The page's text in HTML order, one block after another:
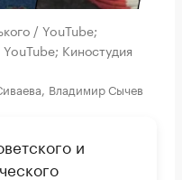
/ YouTube;
Киностудия
Владимир Сычев
и